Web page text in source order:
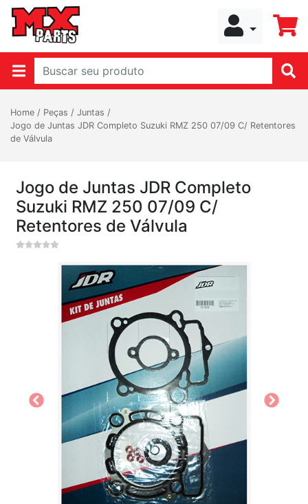
Home / Peças / Juntas /
Jogo de Juntas JDR Completo Suzuki RMZ 250 07/09 C/ Retentores
de Válvula
Jogo de Juntas JDR Completo
Suzuki RMZ 250 07/09 C/
Retentores de Válvula